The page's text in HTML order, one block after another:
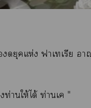
ดยุคแห่ง ฟาเเรีย อ
านให้ได้ ท่านเค "